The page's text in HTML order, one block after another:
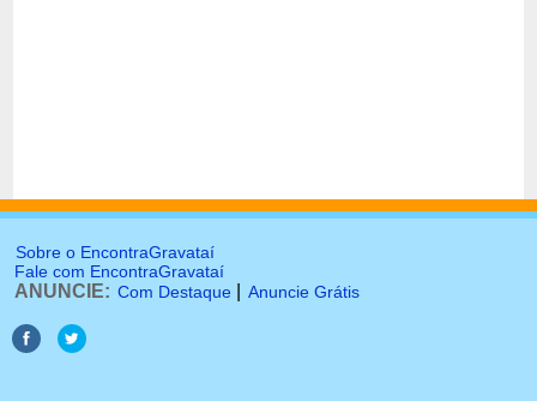
Sobre o EncontraGravataí
Fale com EncontraGravataí
ANUNCIE: Com Destaque Anuncie Grátis